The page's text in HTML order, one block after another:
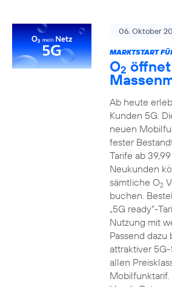
06. Oktober
MARKTSTART
O2
Ab heute
Kunden 5G:
neuen
fester
Tarife ab
Neukunden
sämtliche O2
buchen.
„5G ready“-
Nutzung mit
Passend dazu
attraktiver
allen
Mobilfunktarif.